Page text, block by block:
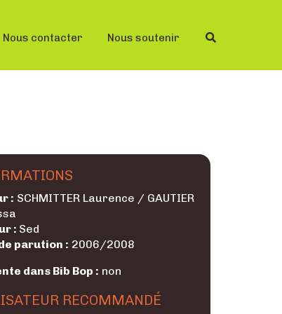
Nous contacter Nous soutenir
: SCHMITTER Laurence / GAUTIER
: Sed
parution : 2006/2008
dans Bib Bop : non
RECOMMANDÉ